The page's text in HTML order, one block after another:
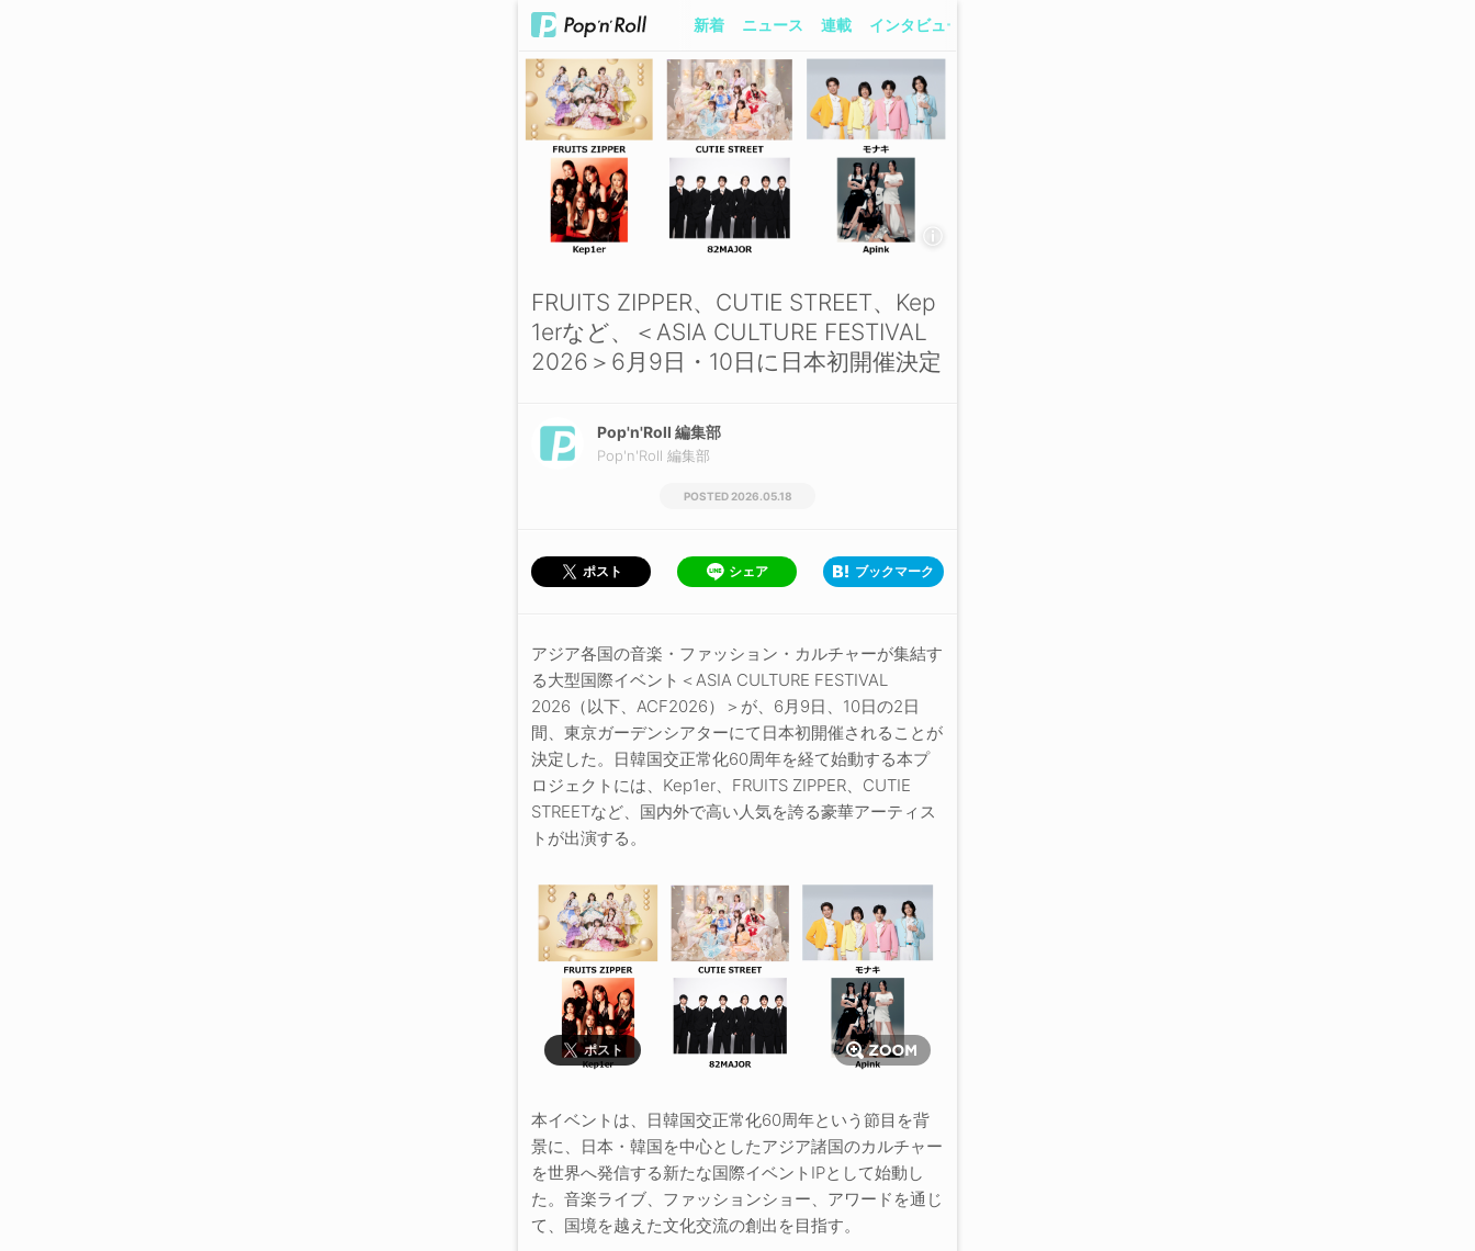
新着 ニュース 連載 インタビュー
FRUITS ZIPPER、CUTIE STREET、Kep
1erなど、＜ASIA CULTURE FESTIVAL
2026＞6月9日・10日に日本初開催決定
Pop'n'Roll 編集部
Pop'n'Roll 編集部
2026.05.18
ポスト シェア ブックマーク
アジア各国の音楽・ファッション・カルチャーが集結す
る大型国際イベント＜ASIA CULTURE FESTIVAL
2026（以下、ACF2026）＞が、6月9日、10日の2日
間、東京ガーデンシアターにて日本初開催されることが
決定した。日韓国交正常化60周年を経て始動する本プ
ロジェクトには、Kep1er、FRUITS ZIPPER、CUTIE
STREETなど、国内外で高い人気を誇る豪華アーティス
トが出演する。
ポスト
本イベントは、日韓国交正常化60周年という節目を背
景に、日本・韓国を中心としたアジア諸国のカルチャー
を世界へ発信する新たな国際イベントIPとして始動し
た。音楽ライブ、ファッションショー、アワードを通じ
て、国境を越えた文化交流の創出を目指す。